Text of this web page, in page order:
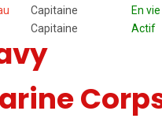
Capitaine En vie
Capitaine Actif